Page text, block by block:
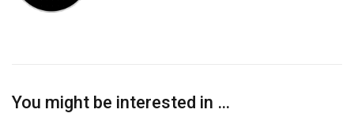
You might be interested in …